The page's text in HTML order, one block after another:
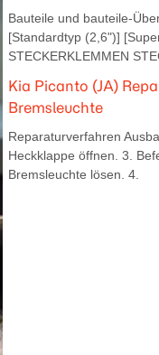
Bauteile und bauteile-
[Standardtyp (2,6")]
STECKERKLEMMEN
Kia Picanto (JA)
Bremsleuchte
Reparaturverfahren
Heckklappe öffnen. 3.
Bremsleuchte lösen. 4.